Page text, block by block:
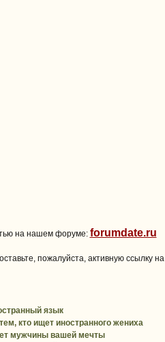
на нашем форуме: forumdate.ru
пожалуйста, активную ссылку на
язык
кто ищет иностранного жениха
мужчины вашей мечты